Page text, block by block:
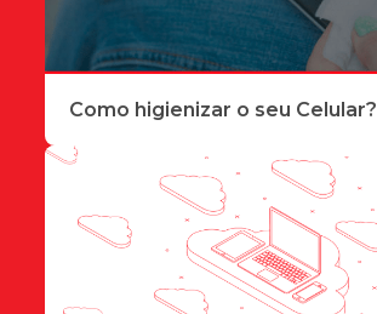
Como higienizar o seu Celular?